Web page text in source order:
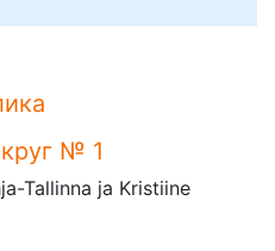
№ 1
Tallinna ja Kristiine